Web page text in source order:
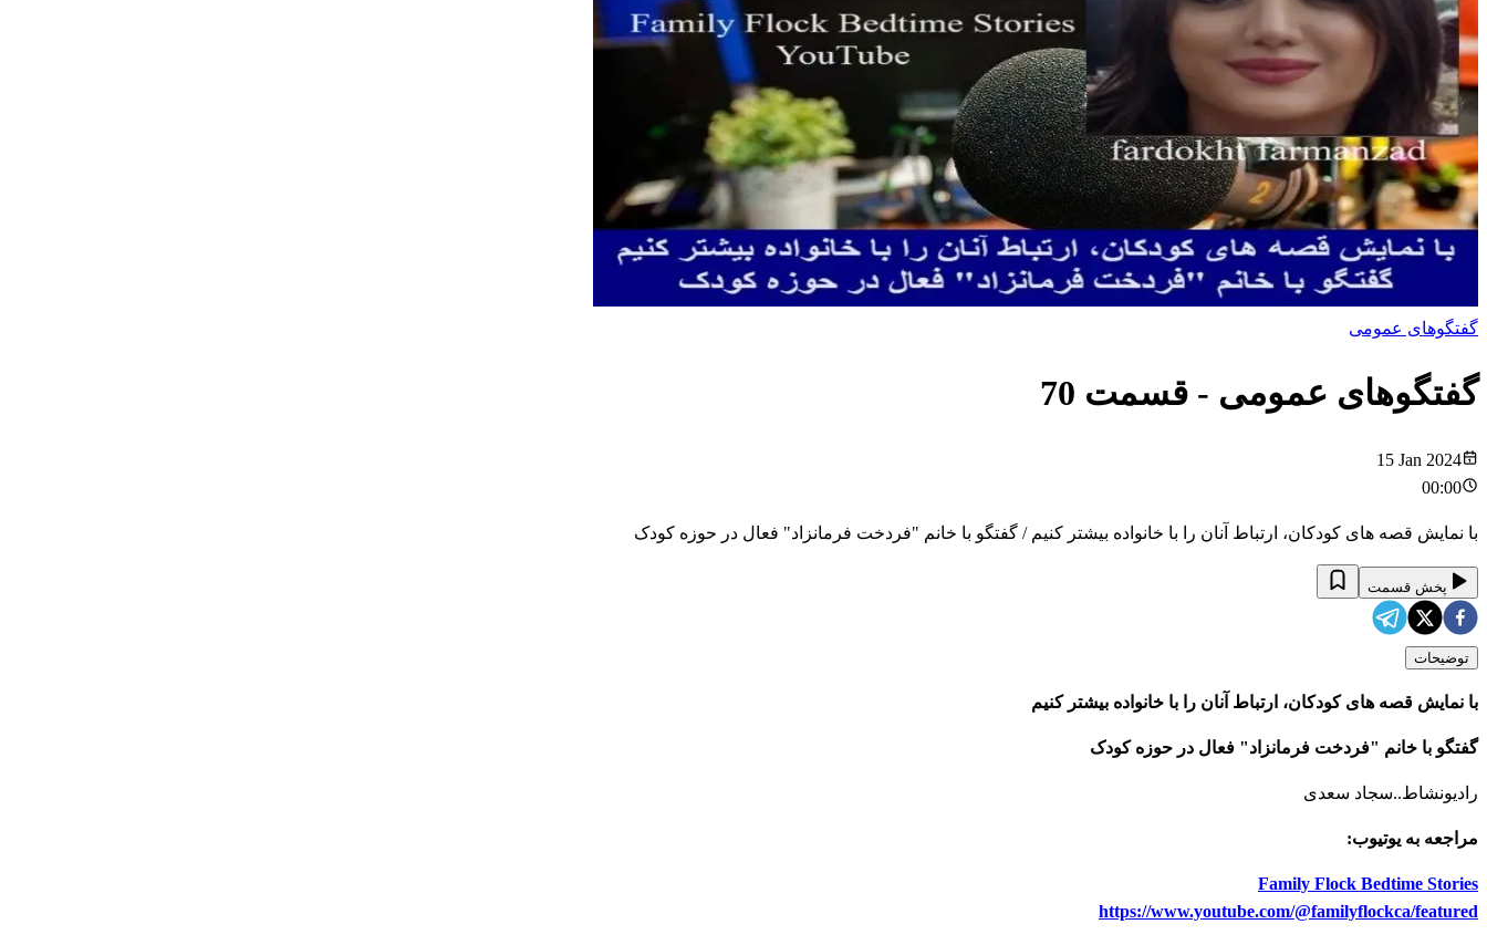
گفتگوهای عمومی
گفتگوهای عمومی - قسمت 70
15 Jan 2024
00:00
با نمایش قصه های کودکان، ارتباط آنان را با خانواده بیشتر کنیم / گفتگو با خانم "فردخت فرمانزاد" فعال در حوزه کودک
پخش قسمت
توضیحات
با نمایش قصه های کودکان، ارتباط آنان را با خانواده بیشتر کنیم
گفتگو با خانم "فردخت فرمانزاد" فعال در حوزه کودک
رادیونشاط..سجاد سعدی
مراجعه به یوتیوب:
Family Flock Bedtime Stories
https://www.youtube.com/@familyflockca/featured